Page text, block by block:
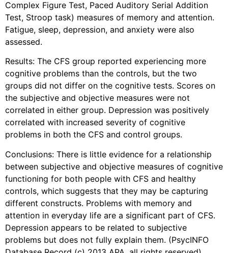
Complex Figure Test, Paced Auditory Serial Addition
Test, Stroop task) measures of memory and attention.
Fatigue, sleep, depression, and anxiety were also
assessed.
Results: The CFS group reported experiencing more
cognitive problems than the controls, but the two
groups did not differ on the cognitive tests. Scores on
the subjective and objective measures were not
correlated in either group. Depression was positively
correlated with increased severity of cognitive
problems in both the CFS and control groups.
Conclusions: There is little evidence for a relationship
between subjective and objective measures of cognitive
functioning for both people with CFS and healthy
controls, which suggests that they may be capturing
different constructs. Problems with memory and
attention in everyday life are a significant part of CFS.
Depression appears to be related to subjective
problems but does not fully explain them. (PsycINFO